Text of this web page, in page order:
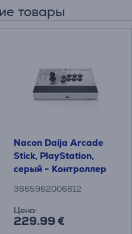
товары
Nacon Daija Arcade
Stick, PlayStation,
серый - Контроллер
3665962006612
Цена:
229.99 €